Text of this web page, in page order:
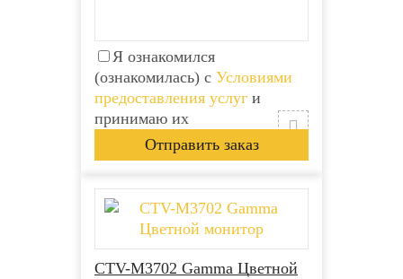
Я ознакомился
(ознакомилась) с Условиями
предоставления услуг и
принимаю их
CTV-M3702 Gamma Цветной